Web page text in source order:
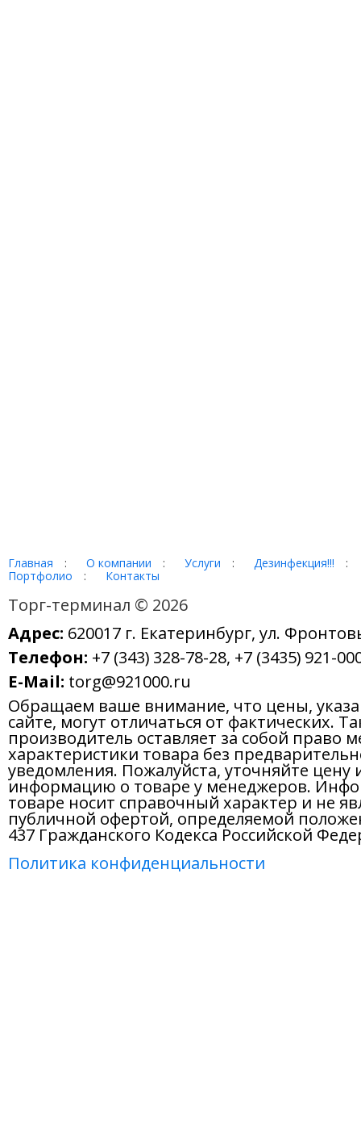
Главная : О компании : Услуги : Дезинфекция!!!
:
Портфолио
: Контакты
Торг-терминал © 2026
Адрес: 620017 г. Екатеринбург, ул.
Телефон: +7 (343) 328-78-28, +7 (3435) 921-
E-Mail: torg@921000.ru
Обращаем ваше внимание, что цены,
сайте, могут отличаться от фактических.
производитель оставляет за собой право
характеристики товара без
уведомления. Пожалуйста, уточняйте цену
информацию о товаре у менеджеров.
товаре носит справочный характер и не
публичной офертой, определяемой
437 Гражданского Кодекса Российской
Политика конфиденциальности